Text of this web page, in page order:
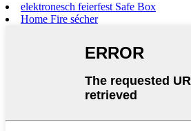
elektronesch feierfest Safe Box
Home Fire sécher